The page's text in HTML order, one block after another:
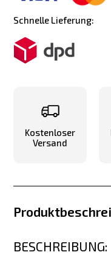
Schnelle Lieferung:
Kostenloser
Versand
BESCHREIBUNG: